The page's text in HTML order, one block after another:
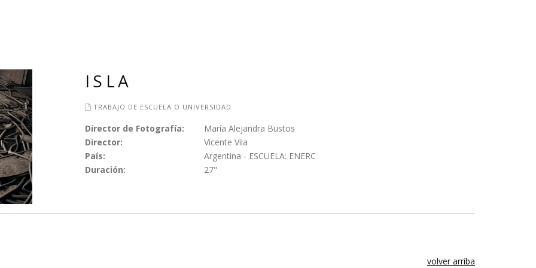
ISLA
TRABAJO DE ESCUELA O UNIVERSIDAD
Director de Fotografía:
María Alejandra Bustos
Director:
Vicente Vila
País:
Argentina - ESCUELA: ENERC
Duración:
27"
volver arriba